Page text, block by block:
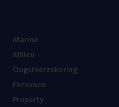
Mari­ne
Mili­eu
Oogst­ver­ze­ke­ring
Per­so­nen
Pro­per­ty